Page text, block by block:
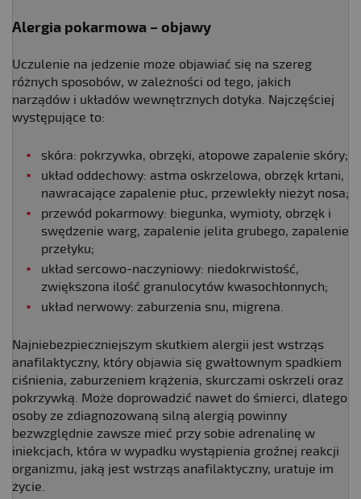
Alergia pokarmowa – objawy
Uczulenie na jedzenie może objawiać się na szereg
różnych sposobów, w zależności od tego, jakich
narządów i układów wewnętrznych dotyka. Najczęściej
występujące to:
skóra: pokrzywka, obrzęki, atopowe zapalenie skóry;
układ oddechowy: astma oskrzelowa, obrzęk krtani,
nawracające zapalenie płuc, przewlekły nieżyt nosa;
przewód pokarmowy: biegunka, wymioty, obrzęk i
swędzenie warg, zapalenie jelita grubego, zapalenie
przełyku;
układ sercowo-naczyniowy: niedokrwistość,
zwiększona ilość granulocytów kwasochłonnych;
układ nerwowy: zaburzenia snu, migrena.
Najniebezpieczniejszym skutkiem alergii jest wstrząs
anafilaktyczny, który objawia się gwałtownym spadkiem
ciśnienia, zaburzeniem krążenia, skurczami oskrzeli oraz
pokrzywką. Może doprowadzić nawet do śmierci, dlatego
osoby ze zdiagnozowaną silną alergią powinny
bezwzględnie zawsze mieć przy sobie adrenalinę w
iniekcjach, która w wypadku wystąpienia groźnej reakcji
organizmu, jaką jest wstrząs anafilaktyczny, uratuje im
życie.